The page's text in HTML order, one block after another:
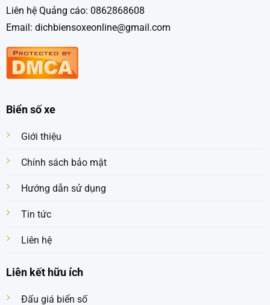
Liên hệ Quảng cáo: 0862868608
Email: dichbiensoxeonline@gmail.com
Biển số xe
Giới thiệu
Chính sách bảo mật
Hướng dẫn sử dụng
Tin tức
Liên hệ
Liên kết hữu ích
Đấu giá biển số